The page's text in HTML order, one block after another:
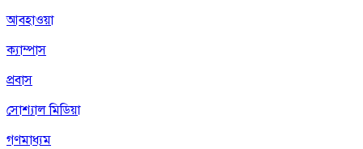
আবহাওয়া
ক্যাম্পাস
প্রবাস
সোশ্যাল মিডিয়া
গণমাধ্যম